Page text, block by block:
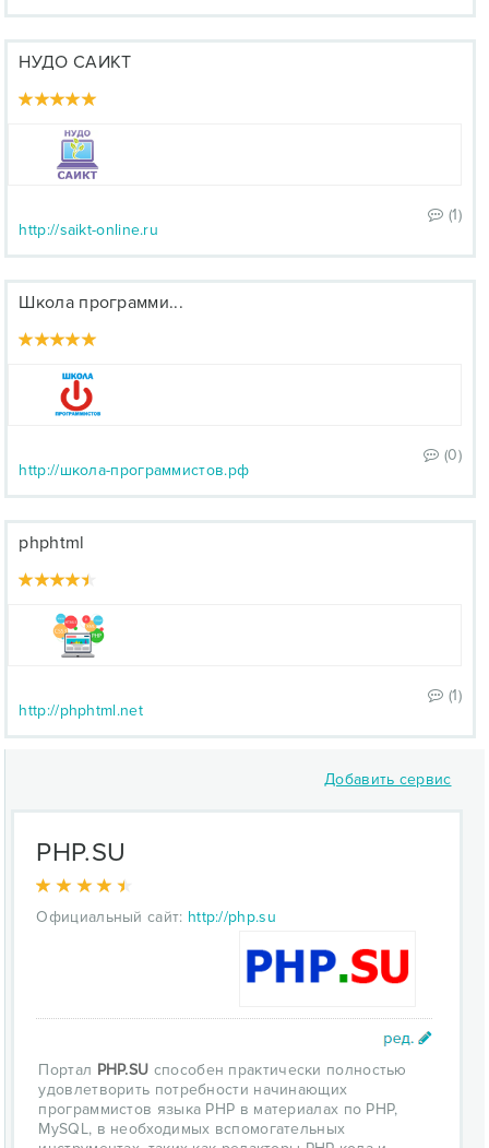
НУДО САИКТ
(1)
http://saikt-online.ru
Школа программи...
(0)
http://школа-программистов.рф
phphtml
(1)
http://phphtml.net
Добавить сервис
PHP.SU
Официальный сайт: http://php.su
Портал PHP.SU способен практически полностью
удовлетворить потребности начинающих
программистов языка PHP в материалах по PHP,
MySQL, в необходимых вспомогательных